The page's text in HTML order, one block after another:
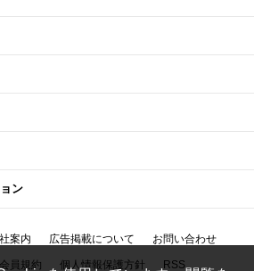
ン
案内 広告掲載について お問い合わせ
会員規約 個人情報保護方針 RSS